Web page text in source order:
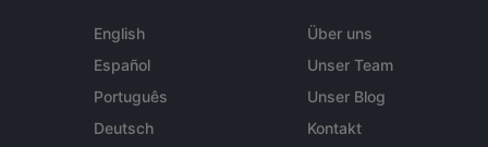
English
Español
Português
Deutsch
Über uns
Unser Team
Unser Blog
Kontakt